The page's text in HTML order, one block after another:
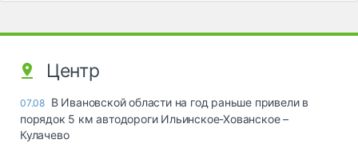
Центр
07.08 В Ивановской области на год раньше привели в
порядок 5 км автодороги Ильинское-Хованское –
Кулачево